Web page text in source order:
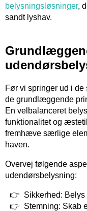
belysningsløsninger,
sandt lyshav.
Før vi springer ud i de
de grundlæggende
En velbalanceret
funktionalitet og
fremhæve særlige
haven.
Overvej følgende
udendørsbelysning:
Sikkerhed:
Stemning: Skab